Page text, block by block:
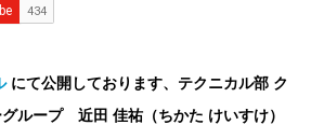
にて公開しております、テクニカル部 ク
ループ 近田 佳祐（ちかた けいすけ）